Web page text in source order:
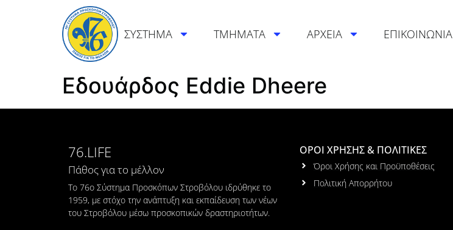
ΣΥΣΤΗΜΑ ΤΜΗΜΑΤΑ ΑΡΧΕΙΑ ΕΠΙΚΟΙΝΩΝΙΑ
Εδουάρδος Eddie Dheere
76.LIFE
Πάθος για το μέλλον
Το 76ο Σύστημα Προσκόπων Στροβόλου ιδρύθηκε το
1959, με στόχο την ανάπτυξη και εκπαίδευση των νέων
του Στροβόλου μέσω προσκοπικών δραστηριοτήτων.
ΟΡΟΙ ΧΡΗΣΗΣ & ΠΟΛΙΤΙΚΕΣ
Όροι Χρήσης και Προϋποθέσεις
Πολιτική Απορρήτου